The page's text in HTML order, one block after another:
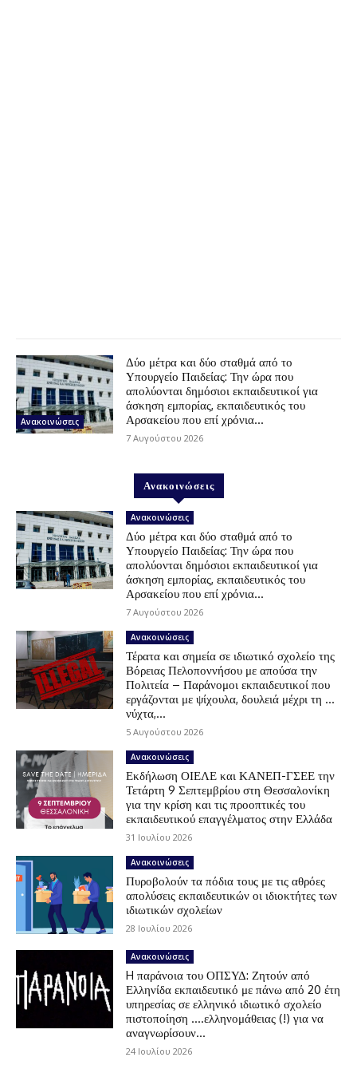
Ανακοινώσεις
Δύο μέτρα και δύο σταθμά από το
Υπουργείο Παιδείας: Την ώρα που
απολύονται δημόσιοι εκπαιδευτικοί για
άσκηση εμπορίας, εκπαιδευτικός του
Αρσακείου που επί χρόνια...
7 Αυγούστου 2026
Ανακοινώσεις
Ανακοινώσεις
Δύο μέτρα και δύο σταθμά από το
Υπουργείο Παιδείας: Την ώρα που
απολύονται δημόσιοι εκπαιδευτικοί για
άσκηση εμπορίας, εκπαιδευτικός του
Αρσακείου που επί χρόνια...
7 Αυγούστου 2026
Ανακοινώσεις
Τέρατα και σημεία σε ιδιωτικό σχολείο της
Βόρειας Πελοποννήσου με απούσα την
Πολιτεία – Παράνομοι εκπαιδευτικοί που
εργάζονται με ψίχουλα, δουλειά μέχρι τη …
νύχτα,...
5 Αυγούστου 2026
Ανακοινώσεις
Εκδήλωση ΟΙΕΛΕ και ΚΑΝΕΠ-ΓΣΕΕ την
Τετάρτη 9 Σεπτεμβρίου στη Θεσσαλονίκη
για την κρίση και τις προοπτικές του
εκπαιδευτικού επαγγέλματος στην Ελλάδα
31 Ιουλίου 2026
Ανακοινώσεις
Πυροβολούν τα πόδια τους με τις αθρόες
απολύσεις εκπαιδευτικών οι ιδιοκτήτες των
ιδιωτικών σχολείων
28 Ιουλίου 2026
Ανακοινώσεις
H παράνοια του ΟΠΣΥΔ: Ζητούν από
Ελληνίδα εκπαιδευτικό με πάνω από 20 έτη
υπηρεσίας σε ελληνικό ιδιωτικό σχολείο
πιστοποίηση ….ελληνομάθειας (!) για να
αναγνωρίσουν...
24 Ιουλίου 2026